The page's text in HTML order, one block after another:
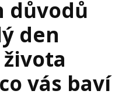
důvodů
den
vás baví